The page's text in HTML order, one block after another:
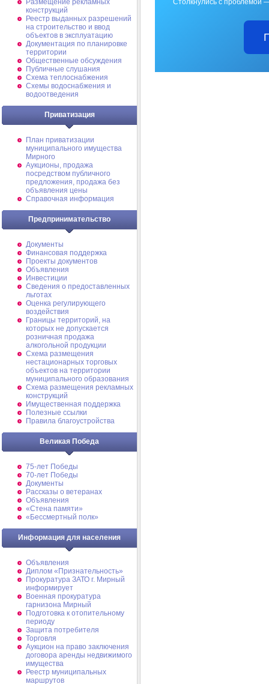
Размещение рекламных
конструкций
Реестр выданных разрешений
на строительство и ввод
объектов в эксплуатацию
Документация по планировке
территории
Общественные обсуждения
Публичные слушания
Схема теплоснабжения
Схемы водоснабжения и
водоотведения
Приватизация
План приватизации
муниципального имущества
Мирного
Аукционы, продажа
посредством публичного
предложения, продажа без
объявления цены
Справочная информация
Предпринимательство
Документы
Финансовая поддержка
Проекты документов
Объявления
Инвестиции
Сведения о предоставленных
льготах
Оценка регулирующего
воздействия
Границы территорий, на
которых не допускается
розничная продажа
алкогольной продукции
Схема размещения
нестационарных торговых
объектов на территории
муниципального образования
Схема размещения рекламных
конструкций
Имущественная поддержка
Полезные ссылки
Правила благоустройства
Великая Победа
75-лет Победы
70-лет Победы
Документы
Рассказы о ветеранах
Объявления
«Стена памяти»
«Бессмертный полк»
Информация для населения
Объявления
Диплом «Признательность»
Прокуратура ЗАТО г. Мирный
информирует
Военная прокуратура
гарнизона Мирный
Подготовка к отопительному
периоду
Защита потребителя
Торговля
Аукцион на право заключения
договора аренды недвижимого
имущества
Реестр муниципальных
маршрутов
Столкнулись с проблемой